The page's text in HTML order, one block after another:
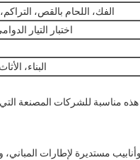
الفك، اللحام بالقص،
اختبار التيار
البناء،
مناسبة للشركات المصنعة التي
مستديرة لإطارات المباني،